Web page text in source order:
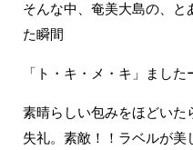
そんな中、奄美大島の、と
た瞬間
「ト・キ・メ・キ」ました
素晴らしい包みをほどいた
失礼。素敵！！ラベルが美